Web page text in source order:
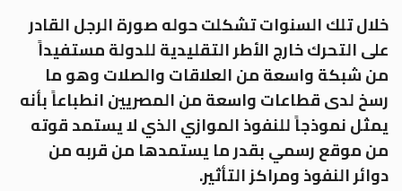
خلال تلك السنوات تشكلت حوله صورة الرجل القادر
على التحرك خارج الأطر التقليدية للدولة مستفيداً
من شبكة واسعة من العلاقات والصلات وهو ما
رسخ لدى قطاعات واسعة من المصريين انطباعاً بأنه
يمثل نموذجاً للنفوذ الموازي الذي لا يستمد قوته
من موقع رسمي بقدر ما يستمدها من قربه من
دوائر النفوذ ومراكز التأثير.